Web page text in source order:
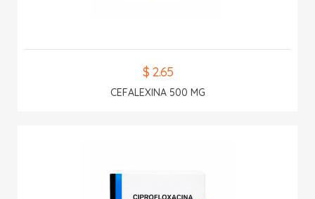
$ 2.65
CEFALEXINA 500 MG